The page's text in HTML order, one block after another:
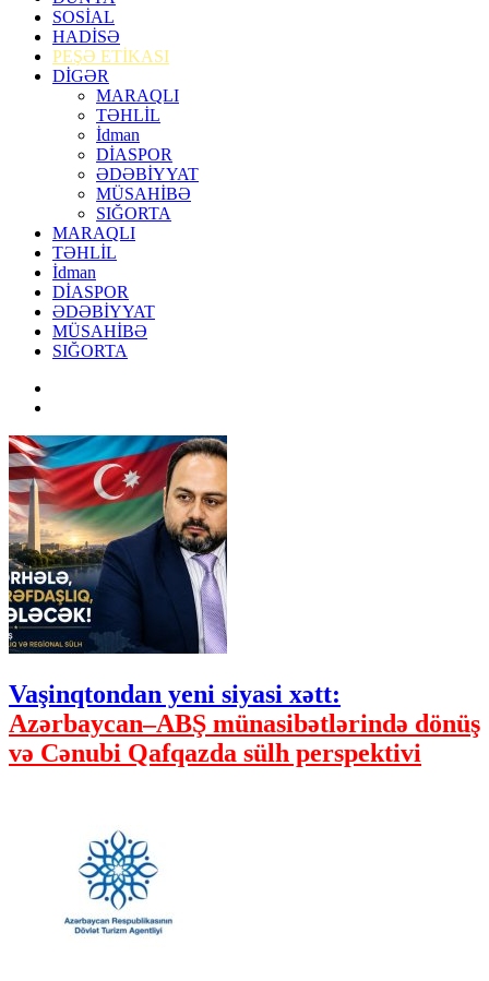
SOSİAL
HADİSƏ
PEŞƏ ETİKASI
DİGƏR
MARAQLI
TƏHLİL
İdman
DİASPOR
ƏDƏBİYYAT
MÜSAHİBƏ
SIĞORTA
MARAQLI
TƏHLİL
İdman
DİASPOR
ƏDƏBİYYAT
MÜSAHİBƏ
SIĞORTA
Vaşinqtondan yeni siyasi xətt:
Azərbaycan–ABŞ münasibətlərində dönüş
və Cənubi Qafqazda sülh perspektivi